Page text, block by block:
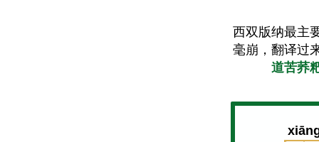
西双版纳最主
毫崩，翻译过
道苦荞